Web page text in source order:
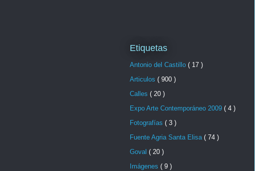
Etiquetas
Antonio del Castillo ( 17 )
Articulos ( 900 )
Calles ( 20 )
Expo Arte Contemporáneo 2009 ( 4 )
Fotografías ( 3 )
Fuente Agria Santa Elisa ( 74 )
Goval ( 20 )
Imágenes ( 9 )